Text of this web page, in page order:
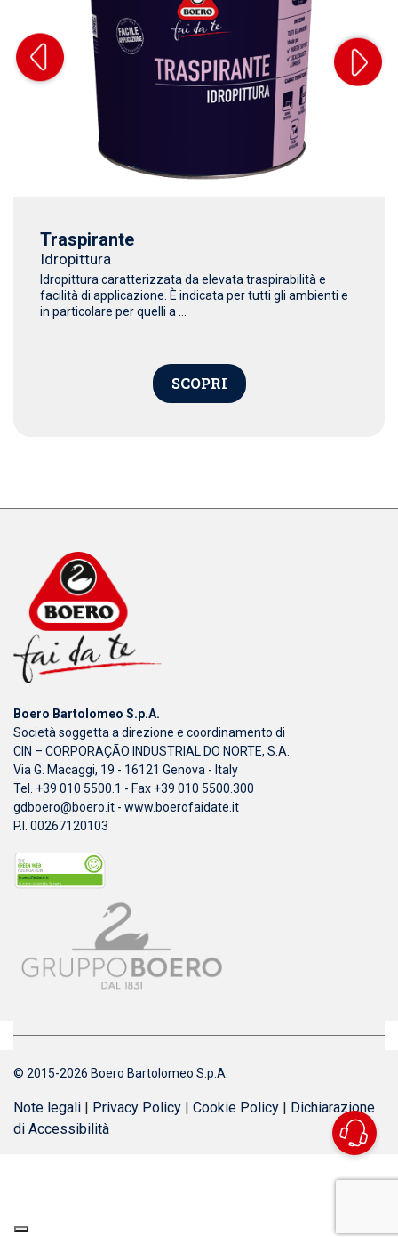
Traspirante
Idropittura
Idropittura caratterizzata da elevata traspirabilità e
facilità di applicazione. È indicata per tutti gli ambienti e
in particolare per quelli a ...
SCOPRI
Boero Bartolomeo S.p.A.
Società soggetta a direzione e coordinamento di
CIN – CORPORAÇÃO INDUSTRIAL DO NORTE, S.A.
Via G. Macaggi, 19 - 16121 Genova - Italy
Tel. +39 010 5500.1 - Fax +39 010 5500.300
gdboero@boero.it - www.boerofaidate.it
P.I. 00267120103
© 2015-2026 Boero Bartolomeo S.p.A.
Note legali | Privacy Policy | Cookie Policy | Dichiarazione
di Accessibilità